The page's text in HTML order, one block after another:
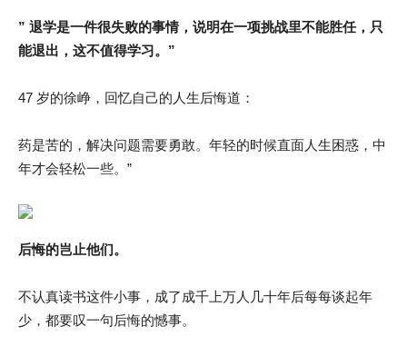
” 退学是一件很失败的事情，说明在一项挑战里不能胜任，只
能退出，这不值得学习。”
47 岁的徐峥，回忆自己的人生后悔道：
药是苦的，解决问题需要勇敢。年轻的时候直面人生困惑，中
年才会轻松一些。”
后悔的岂止他们。
不认真读书这件小事，成了成千上万人几十年后每每谈起年
少，都要叹一句后悔的憾事。